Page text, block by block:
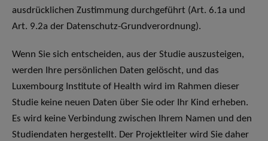
ausdrücklichen Zustimmung durchgeführt (Art. 6.1a und
Art. 9.2a der Datenschutz-Grundverordnung).
Wenn Sie sich entscheiden, aus der Studie auszusteigen,
werden Ihre persönlichen Daten gelöscht, und das
Luxembourg Institute of Health wird im Rahmen dieser
Studie keine neuen Daten über Sie oder Ihr Kind erheben.
Es wird keine Verbindung zwischen Ihrem Namen und den
Studiendaten hergestellt. Der Projektleiter wird Sie daher